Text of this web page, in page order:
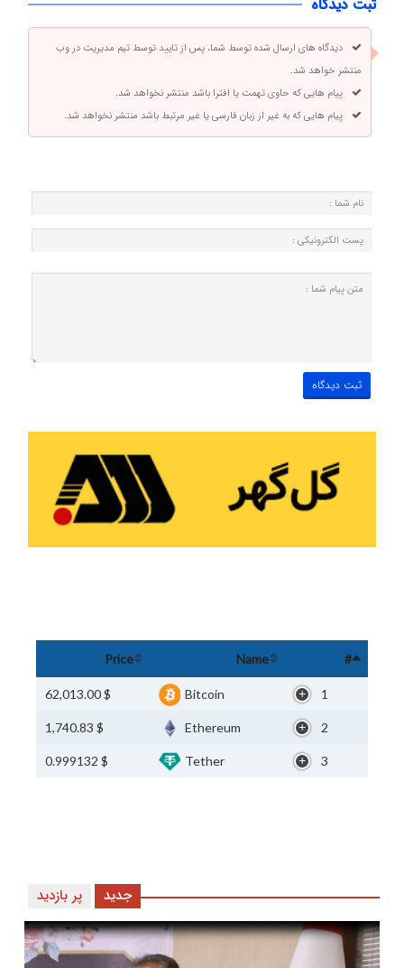
ثبت دیدگاه
دیدگاه های ارسال شده توسط شما، پس از تایید توسط تیم مدیریت در وب
منتشر خواهد شد.
پیام هایی که حاوی تهمت یا افترا باشد منتشر نخواهد شد.
پیام هایی که به غیر از زبان فارسی یا غیر مرتبط باشد منتشر نخواهد شد.
#
Name
Price
1
Bitcoin
$ 62,013.00
2
Ethereum
$ 1,740.83
3
Tether
$ 0.999132
پر بازدید جدید